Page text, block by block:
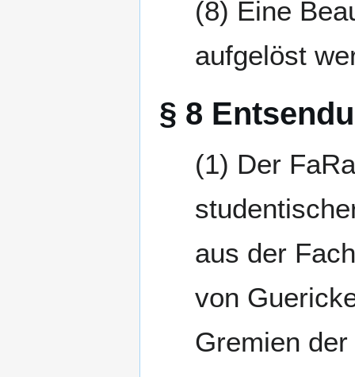
Eine
aufgelöst
§ 8
Der
aus der
von
Gremien